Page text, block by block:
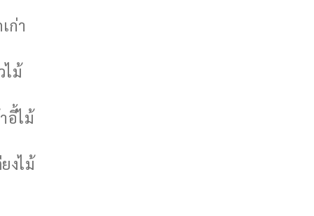
ก่า
ไม้
อี้ไม้
งไม้